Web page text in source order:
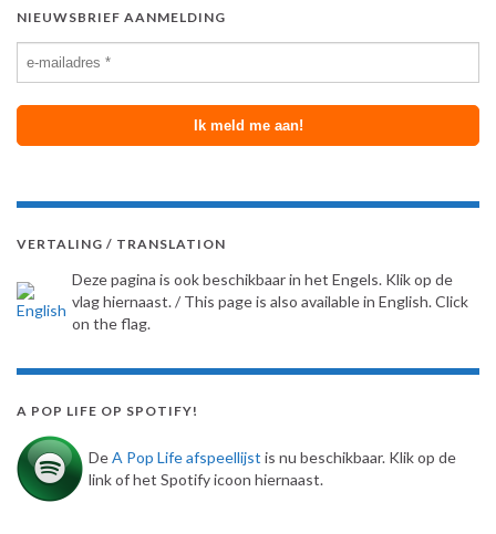
NIEUWSBRIEF AANMELDING
VERTALING / TRANSLATION
Deze pagina is ook beschikbaar in het Engels. Klik op de
vlag hiernaast. / This page is also available in English. Click
on the flag.
A POP LIFE OP SPOTIFY!
DeA Pop Life afspeellijst is nu beschikbaar. Klik op de
link of het Spotify icoon hiernaast.